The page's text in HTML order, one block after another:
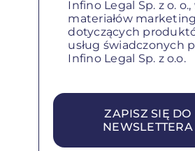
Infino Legal Sp. z o.
materiałów
dotyczących
usług świadczonych
Infino Legal Sp. z o.o.
ZAPISZ SIĘ DO
NEWSLETTERA